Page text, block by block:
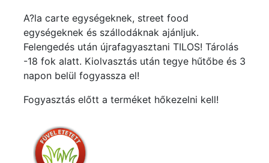
A?la carte egységeknek, street food
egységeknek és szállodáknak ajánljuk.
Felengedés után újrafagyasztani TILOS! Tárolás
-18 fok alatt. Kiolvasztás után tegye hűtőbe és 3
napon belül fogyassza el!
Fogyasztás előtt a terméket hőkezelni kell!